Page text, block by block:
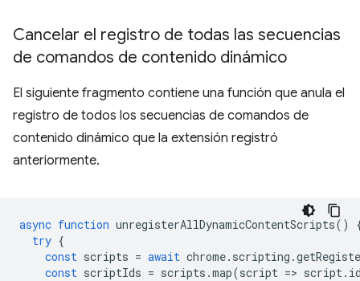
Cancelar el registro de todas las secuencias
de comandos de contenido dinámico
El siguiente fragmento contiene una función que anula el
registro de todos los secuencias de comandos de
contenido dinámico que la extensión registró
anteriormente.
async function unregisterAllDynamicContentScripts()
try {
const scripts = await chrome. scripting .
const scriptIds = scripts .map(script => script.